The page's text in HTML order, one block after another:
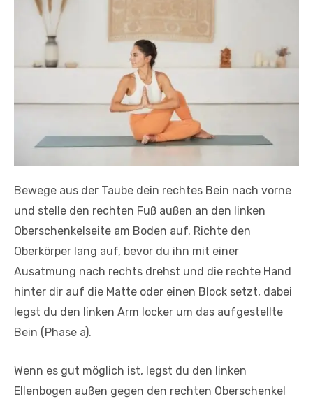
Bewege aus der Taube dein rechtes Bein nach vorne
und stelle den rechten Fuß außen an den linken
Oberschenkelseite am Boden auf. Richte den
Oberkörper lang auf, bevor du ihn mit einer
Ausatmung nach rechts drehst und die rechte Hand
hinter dir auf die Matte oder einen Block setzt, dabei
legst du den linken Arm locker um das aufgestellte
Bein (Phase a).
Wenn es gut möglich ist, legst du den linken
Ellenbogen außen gegen den rechten Oberschenkel